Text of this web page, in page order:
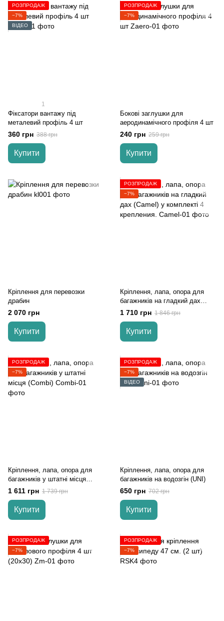
РОЗПРОДАЖ
−7%
ВІДЕО
1
Фіксатори вантажу під
металевий профіль 4 шт
360 грн 388 грн
Купити
РОЗПРОДАЖ
−7%
Бокові заглушки для
аеродинамічного профіля 4 шт
240 грн 259 грн
Купити
Кріплення для перевозки
драбин
2 070 грн
Купити
РОЗПРОДАЖ
−7%
Кріплення, лапа, опора для
багажників на гладкий дах
(Camel) у комплекті 4
крепления.
1 710 грн 1 846 грн
Купити
РОЗПРОДАЖ
−7%
Кріплення, лапа, опора для
багажників у штатні місця
(Combi)
1 611 грн 1 739 грн
Купити
РОЗПРОДАЖ
−7%
ВІДЕО
Кріплення, лапа, опора для
багажників на водозгін (UNI)
650 грн 702 грн
Купити
РОЗПРОДАЖ
−7%
РОЗПРОДАЖ
−7%